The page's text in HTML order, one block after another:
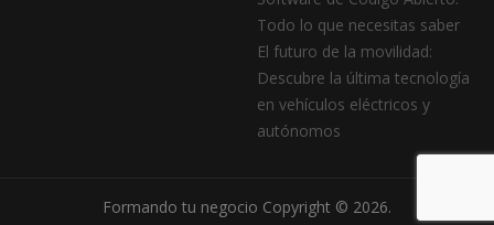
Todo lo que necesitas saber
El futuro de la movilidad:
Descubre la última tecnología
en vehículos eléctricos y
autónomos
Formando tu negocio Copyright © 2026.